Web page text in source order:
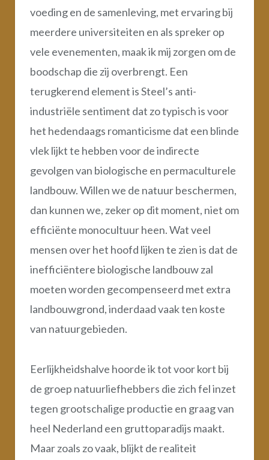
voeding en de samenleving, met ervaring bij
meerdere universiteiten en als spreker op
vele evenementen, maak ik mij zorgen om de
boodschap die zij overbrengt. Een
terugkerend element is Steel’s anti-
industriële sentiment dat zo typisch is voor
het hedendaags romanticisme dat een blinde
vlek lijkt te hebben voor de indirecte
gevolgen van biologische en permaculturele
landbouw. Willen we de natuur beschermen,
dan kunnen we, zeker op dit moment, niet om
efficiënte monocultuur heen. Wat veel
mensen over het hoofd lijken te zien is dat de
inefficiëntere biologische landbouw zal
moeten worden gecompenseerd met extra
landbouwgrond, inderdaad vaak ten koste
van natuurgebieden.
Eerlijkheidshalve hoorde ik tot voor kort bij
de groep natuurliefhebbers die zich fel inzet
tegen grootschalige productie en graag van
heel Nederland een gruttoparadijs maakt.
Maar zoals zo vaak, blijkt de realiteit